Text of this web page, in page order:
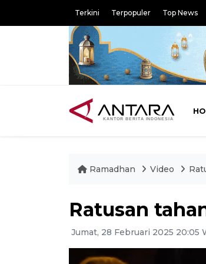
Terkini Terpopuler Top News
Ramadhan Video
Ratusan
Jumat, 28 Februari 2025 20:05